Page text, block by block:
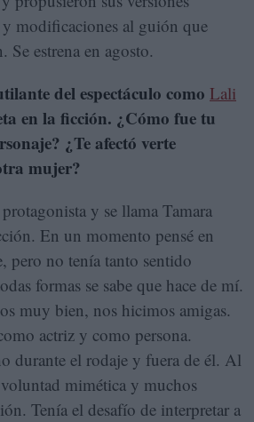
y modificaciones al guión que
estrena en agosto.
del espectáculo como Lali
en la ficción. ¿Cómo fue tu
¿Te afectó verte
mujer?
y se llama Tamara
En un momento pensé en
pero no tenía tanto sentido
formas se sabe que hace de mí.
muy bien, nos hicimos amigas.
actriz y como persona.
durante el rodaje y fuera de él. Al
mimética y muchos
Tenía el desafío de interpretar a